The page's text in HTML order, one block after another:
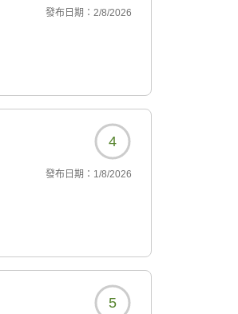
發布日期： 2/8/2026
4
發布日期： 1/8/2026
5